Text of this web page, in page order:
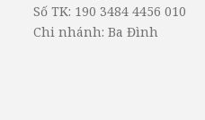
Số TK: 190 3484 4456 010
Chi nhánh: Ba Đình